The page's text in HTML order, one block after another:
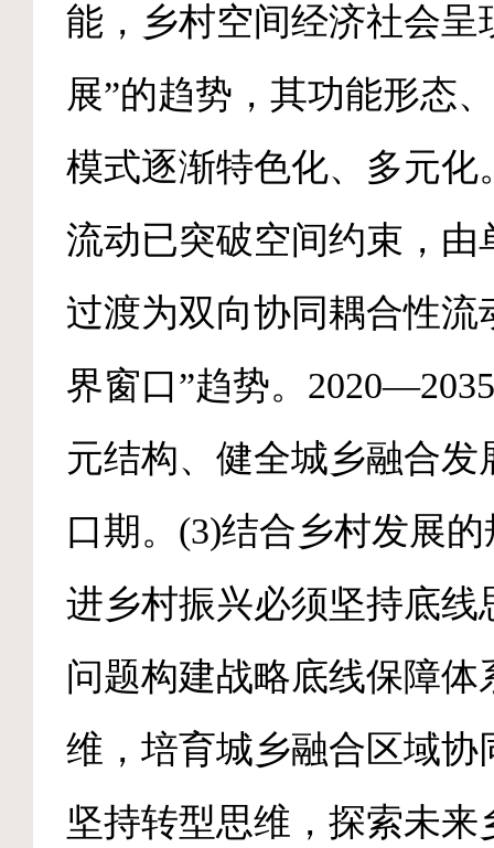
能，乡村空间经济社会呈
展”的趋势，其功能形态
模式逐渐特色化、多元化
流动已突破空间约束，由
过渡为双向协同耦合性流
界窗口”趋势。
元结构、健全城乡融合发
口期。(3)结合乡村发展
进乡村振兴必须坚持底线
问题构建战略底线保障体
维，培育城乡融合区域协
坚持转型思维，探索未来